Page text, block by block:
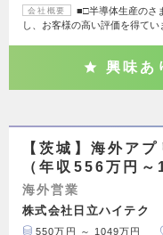
会社概要
■□半導体生産のさ
し、お客様の高い評価を得て
興味あ
【茨城】海外ア
（年収556万円～
海外営業
株式会社日立ハイテク
550万円 ～ 1049万円